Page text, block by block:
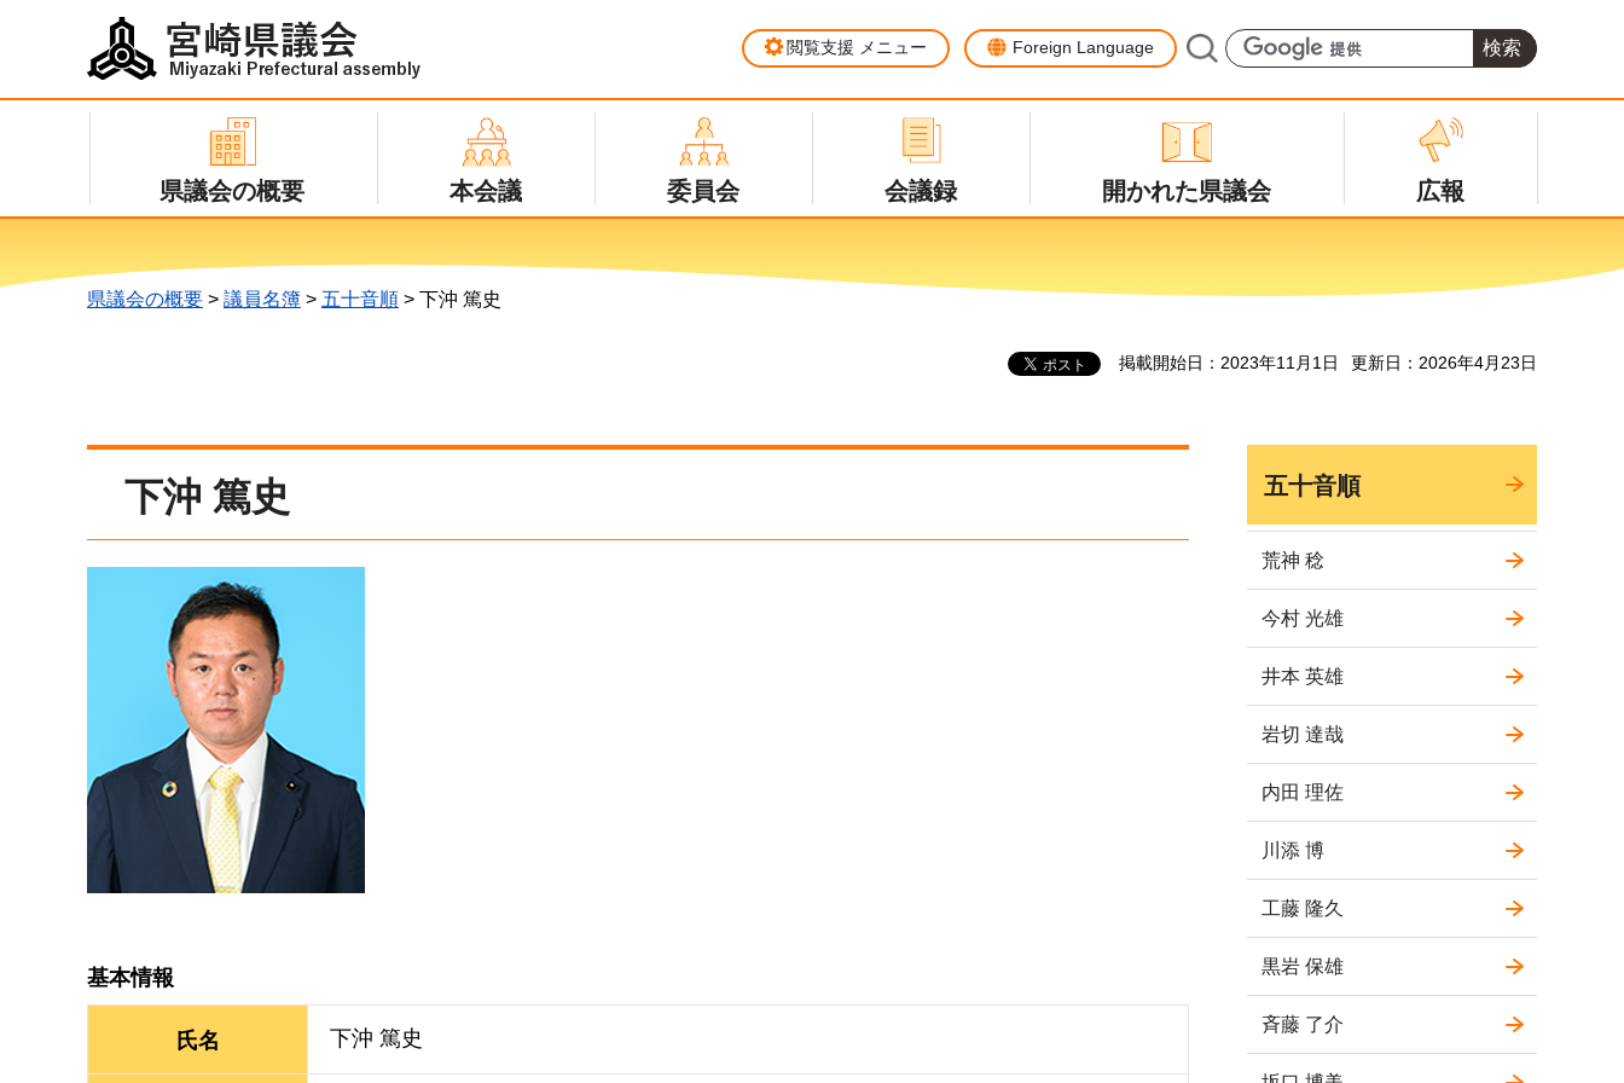
宮崎県議会
Miyazaki Prefectural assembly
閲覧支援 メニュー Foreign Language
県議会の概要 本会議 委員会 会議録 開かれた県議会 広報
県議会の概要 > 議員名簿 > 五十音順 > 下沖 篤史
掲載開始日：2023年11月1日 更新日：2026年4月23日
下沖 篤史
基本情報
氏名 下沖 篤史
五十音順
荒神 稔
今村 光雄
井本 英雄
岩切 達哉
内田 理佐
川添 博
工藤 隆久
黒岩 保雄
斉藤 了介